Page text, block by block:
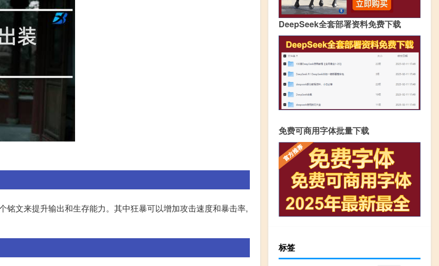
文来提升输出和生存能力。其中狂暴可以增加攻击速度和暴击率,
DeepSeek全套部署资料免费下载
免费可商用字体批量下载
标签